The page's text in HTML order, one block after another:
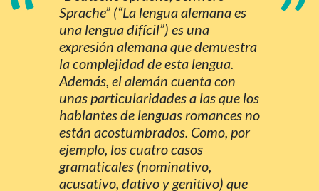
Sprache” (“La lengua alemana es
una lengua difícil”) es una
expresión alemana que demuestra
la complejidad de esta lengua.
Además, el alemán cuenta con
unas particularidades a las que los
hablantes de lenguas romances no
están acostumbrados. Como, por
ejemplo, los cuatro casos
gramaticales (nominativo,
acusativo, dativo y genitivo) que